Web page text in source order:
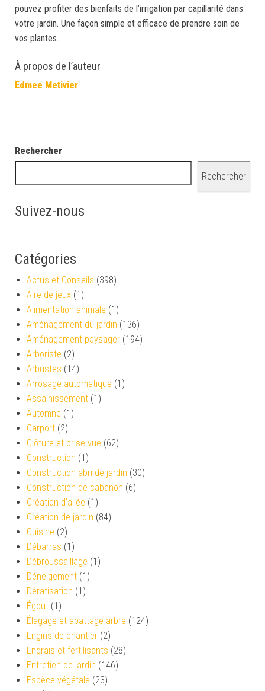
pouvez profiter des bienfaits de l’irrigation par capillarité dans
votre jardin. Une façon simple et efficace de prendre soin de
vos plantes.
À propos de l’auteur
Edmee Metivier
Rechercher
Rechercher
Suivez-nous
Catégories
Actus et Conseils (398)
Aire de jeux (1)
Alimentation animale (1)
Aménagement du jardin (136)
Aménagement paysager (194)
Arboriste (2)
Arbustes (14)
Arrosage automatique (1)
Assainissement (1)
Automne (1)
Carport (2)
Clôture et brise-vue (62)
Construction (1)
Construction abri de jardin (30)
Construction de cabanon (6)
Création d’allée (1)
Création de jardin (84)
Cuisine (2)
Débarras (1)
Débroussaillage (1)
Déneigement (1)
Dératisation (1)
Égout (1)
Élagage et abattage arbre (124)
Engins de chantier (2)
Engrais et fertilisants (28)
Entretien de jardin (146)
Espèce végétale (23)